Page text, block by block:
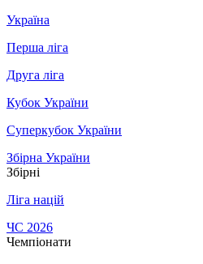
Україна
Перша ліга
Друга ліга
Кубок України
Суперкубок України
Збірна України
Збірні
Ліга націй
ЧС 2026
Чемпіонати